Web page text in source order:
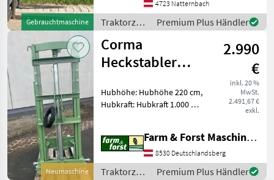
Gebrauchtmaschine
Zinkenlänge 1, 10m
Freisicht
Zinkenträgerbreite: 1 m
4723 Natternbach
Traktorzubehör
/ Sonstige
Premium Plus Händler
Neumaschine
Corma
Heckstabler
2.990
€
inkl. 20 %
MwSt.
2.491,67 €
exkl.
Hubhöhe: Hubhöhe 220 cm,
Hubkraft: Hubkraft 1.000 kg,
Hubkraft Hubhöhe: 180cm
Weitere Lagermodelle:
Corma PN10/220 Hubhöhe:
2
Farm & Forst Maschinenhandel GmbH. u. CoKG
8530 Deutschlandsberg
TraktorzubehörPremium Plus Händler